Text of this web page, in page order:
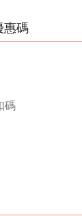
惠碼
碼